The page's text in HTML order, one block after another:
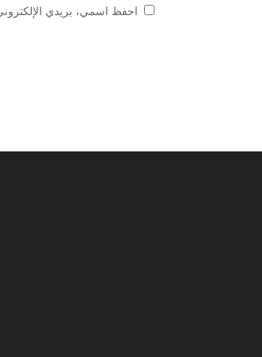
احفظ اسمي، بريدي